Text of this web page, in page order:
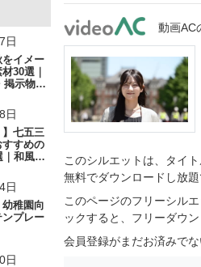
書類
ラム
日
をイメー
30選｜
掲示物に
日
】七五三
すすめの
｜和風の
日
幼稚園向
ンプレー
日
動画AC
このシルエットは、タイ
無料でダウンロードし放題
このページのフリーシル
ックすると、フリーダウ
会員登録がまだお済みでな